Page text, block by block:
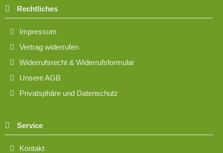
Rechtliches
Impressum
Vertrag widerrufen
Widerrufsrecht & Widerrufsformular
Unsere AGB
Privatsphäre und Datenschutz
Service
Kontakt